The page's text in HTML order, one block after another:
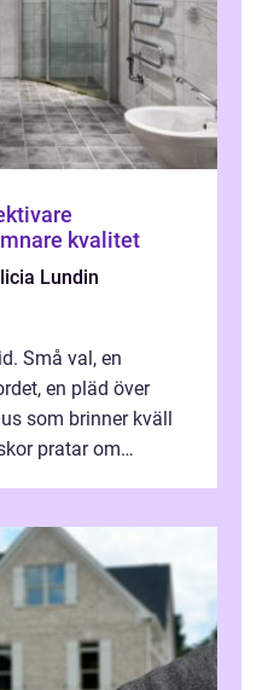
kvalitet
Lundin
Små val, en
en pläd över
som brinner kväll
pratar om